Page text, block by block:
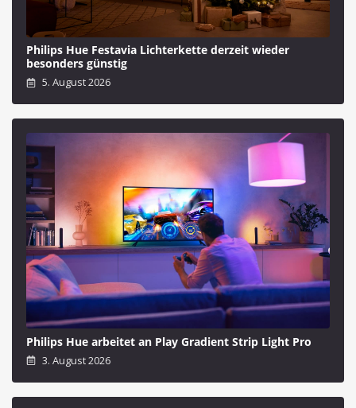
Philips Hue Festavia Lichterkette derzeit wieder
besonders günstig
5. August 2026
Philips Hue arbeitet an Play Gradient Strip Light Pro
3. August 2026